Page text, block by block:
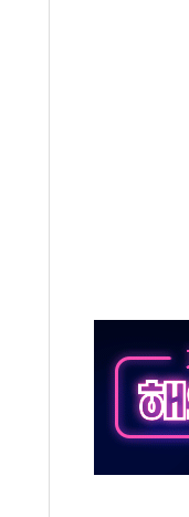
른다"…서울시 부동산 토
파리서 개막
16% 증가…역대 2분기 최
용률 40%로 높인다
'놀부' 법원에 기업회생 신
보 GAM - 맛보기편 (8/6)
수합병…비대면 영상서비
족 직업체험 프로그램 진행